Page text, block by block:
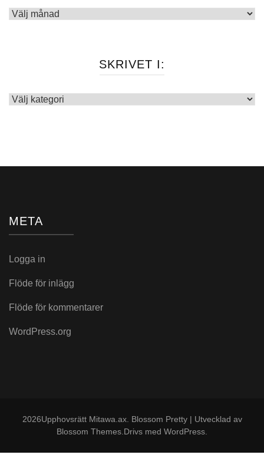
Arkiv
SKRIVET I:
Skrivet
META
Logga in
Flöde för inlägg
Flöde för kommentarer
WordPress.org
2026Upphovsrätt Mitawa.ax. Blossom Pretty | Utvecklad av
Blossom Themes .Drivs med WordPress